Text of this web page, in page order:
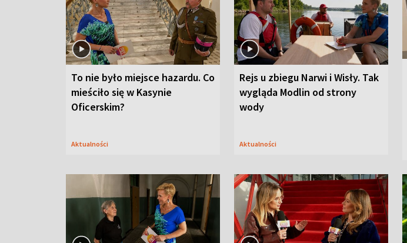
To nie było miejsce hazardu. Co
mieściło się w Kasynie
Oficerskim?
Aktualności
Rejs u zbiegu Narwi i Wisły. Tak
wygląda Modlin od strony
wody
Aktualności